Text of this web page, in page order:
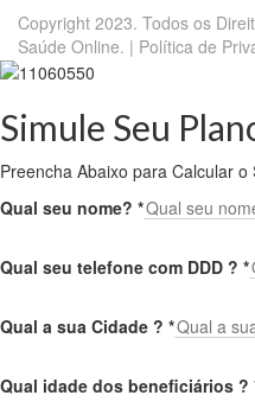
Copyright 2023. Todos os
Saúde Online. | Política de
Simule Seu
Preencha Abaixo para Calcular
Qual seu nome? *
Qual seu telefone com DDD ? *
Qual a sua Cidade ? *
Qual idade dos beneficiários ?